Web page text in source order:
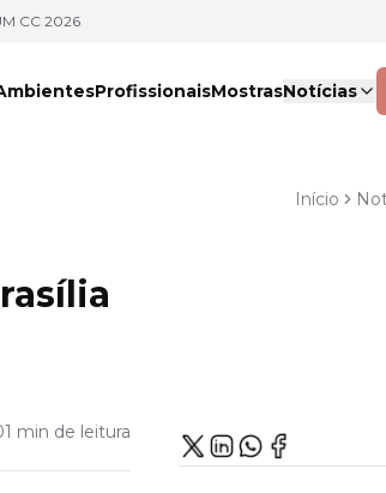
CC 2026
ProfissionaisMostrasNotícias
Início
min de leitura